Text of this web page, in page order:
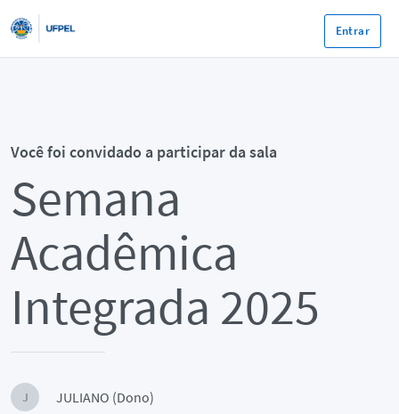
Entrar
Você foi convidado a participar da sala
Semana
Acadêmica
Integrada 2025
J JULIANO (Dono)